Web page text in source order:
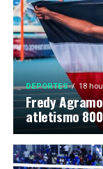
DEPORTES 18
Fredy
atletismo